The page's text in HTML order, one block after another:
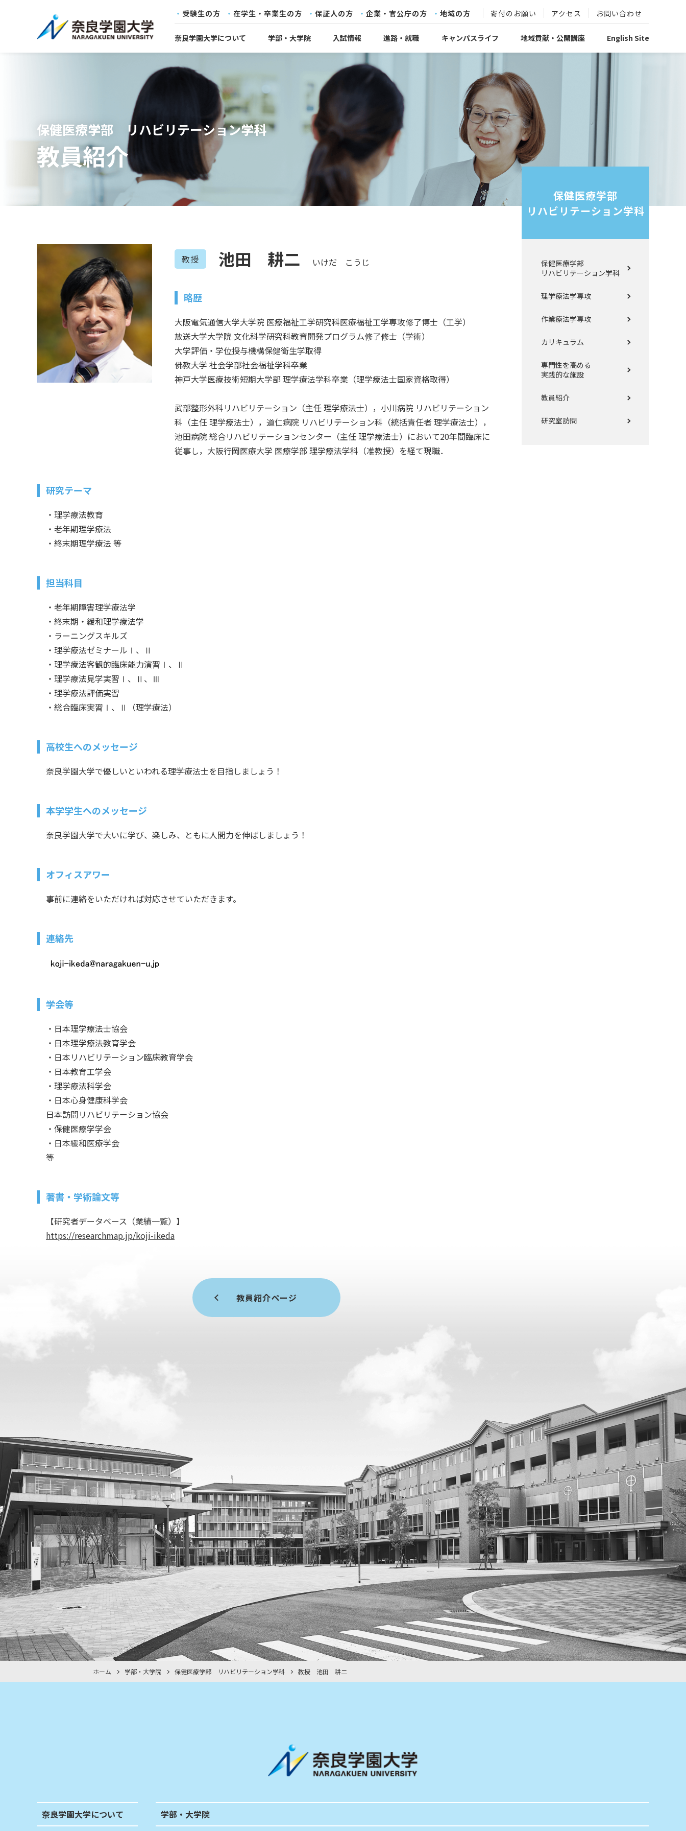
受験生の方 在学生・卒業生の方 保証人の方 企業・官公庁の方 地域の方 寄付のお願い アクセス お問い合わせ
奈良学園大学について 学部・大学院 入試情報 進路・就職 キャンパスライフ 地域貢献・公開講座 English Site
保健医療学部 リハビリテーション学科
教員紹介
教授 池田 耕二 いけだ こうじ
略歴
大阪電気通信大学大学院 医療福祉工学研究科医療福祉工学専攻修了博士（工学）
放送大学大学院 文化科学研究科教育開発プログラム修了修士（学術）
大学評価・学位授与機構保健衛生学取得
佛教大学 社会学部社会福祉学科卒業
神戸大学医療技術短期大学部 理学療法学科卒業（理学療法士国家資格取得）
武部整形外科リハビリテーション（主任 理学療法士），小川病院 リハビリテーション
科（主任 理学療法士），道仁病院 リハビリテーション科（統括責任者 理学療法士），
池田病院 総合リハビリテーションセンター（主任 理学療法士）において20年間臨床に
従事し，大阪行岡医療大学 医療学部 理学療法学科（准教授）を経て現職．
研究テーマ
・理学療法教育
・老年期理学療法
・終末期理学療法 等
担当科目
・老年期障害理学療法学
・終末期・緩和理学療法学
・ラーニングスキルズ
・理学療法ゼミナールⅠ、Ⅱ
・理学療法客観的臨床能力演習Ⅰ、Ⅱ
・理学療法見学実習Ⅰ、Ⅱ、Ⅲ
・理学療法評価実習
・総合臨床実習Ⅰ、Ⅱ（理学療法）
高校生へのメッセージ
奈良学園大学で優しいといわれる理学療法士を目指しましょう！
本学学生へのメッセージ
奈良学園大学で大いに学び、楽しみ、ともに人間力を伸ばしましょう！
オフィスアワー
事前に連絡をいただければ対応させていただきます。
連絡先
学会等
・日本理学療法士協会
・日本理学療法教育学会
・日本リハビリテーション臨床教育学会
・日本教育工学会
・理学療法科学会
・日本心身健康科学会
日本訪問リハビリテーション協会
・保健医療学学会
・日本緩和医療学会
等
著書・学術論文等
【研究者データベース（業績一覧）】
https://researchmap.jp/koji-ikeda
教員紹介ページ
保健医療学部
リハビリテーション学科
保健医療学部
リハビリテーション学科
理学療法学専攻
作業療法学専攻
カリキュラム
専門性を高める
実践的な施設
教員紹介
研究室訪問
ホーム 学部・大学院 保健医療学部 リハビリテーション学科 教授 池田 耕二
奈良学園大学について 学部・大学院